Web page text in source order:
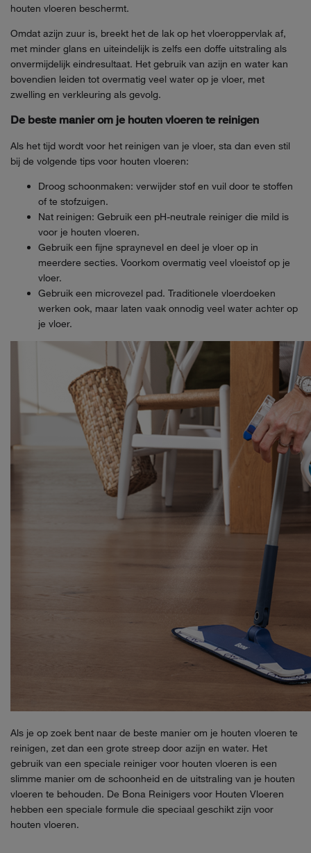
houten vloeren beschermt.
Omdat azijn zuur is, breekt het de lak op het vloeroppervlak af,
met minder glans en uiteindelijk is zelfs een doffe uitstraling als
onvermijdelijk eindresultaat. Het gebruik van azijn en water kan
bovendien leiden tot overmatig veel water op je vloer, met
zwelling en verkleuring als gevolg.
De beste manier om je houten vloeren te reinigen
Als het tijd wordt voor het reinigen van je vloer, sta dan even stil
bij de volgende tips voor houten vloeren:
Droog schoonmaken: verwijder stof en vuil door te stoffen
of te stofzuigen.
Nat reinigen: Gebruik een pH-neutrale reiniger die mild is
voor je houten vloeren.
Gebruik een fijne spraynevel en deel je vloer op in
meerdere secties. Voorkom overmatig veel vloeistof op je
vloer.
Gebruik een microvezel pad. Traditionele vloerdoeken
werken ook, maar laten vaak onnodig veel water achter op
je vloer.
Als je op zoek bent naar de beste manier om je houten vloeren te
reinigen, zet dan een grote streep door azijn en water. Het
gebruik van een speciale reiniger voor houten vloeren is een
slimme manier om de schoonheid en de uitstraling van je houten
vloeren te behouden. De Bona Reinigers voor Houten Vloeren
hebben een speciale formule die speciaal geschikt zijn voor
houten vloeren.